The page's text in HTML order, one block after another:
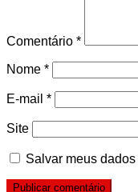
Comentário *
Nome *
E-mail *
Site
Salvar meus